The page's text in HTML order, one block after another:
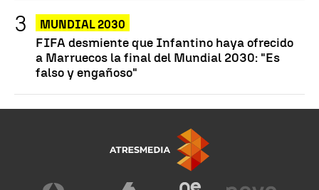
MUNDIAL 2030
FIFA desmiente que Infantino haya ofrecido
a Marruecos la final del Mundial 2030: "Es
falso y engañoso"